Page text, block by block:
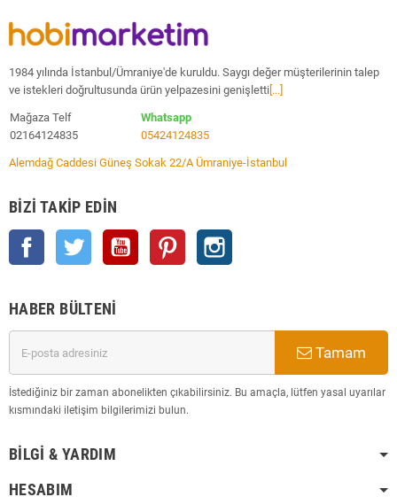
1984 yılında İstanbul/Ümraniye'de kuruldu. Saygı değer müşterilerinin talep
ve istekleri doğrultusunda ürün yelpazesini genişletti [...]
Mağaza Telf
02164124835
Whatsapp
05424124835
Alemdağ Caddesi Güneş Sokak 22/A Ümraniye-İstanbul
BIZI TAKIP EDIN
Facebook Twitter YouTube Pinterest
HABER BÜLTENI
Tamam
İstediğiniz bir zaman abonelikten çıkabilirsiniz. Bu amaçla, lütfen yasal uyarılar
kısmındaki iletişim bilgilerimizi bulun.
BILGI & YARDIM
HESABIM